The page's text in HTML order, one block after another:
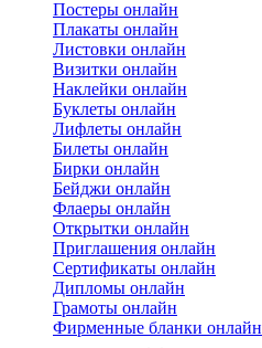
Постеры онлайн
Плакаты онлайн
Листовки онлайн
Визитки онлайн
Наклейки онлайн
Буклеты онлайн
Лифлеты онлайн
Билеты онлайн
Бирки онлайн
Бейджи онлайн
Флаеры онлайн
Открытки онлайн
Приглашения онлайн
Сертификаты онлайн
Дипломы онлайн
Грамоты онлайн
Фирменные бланки онлайн